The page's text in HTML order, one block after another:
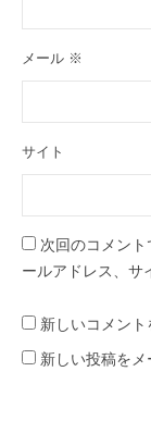
メール ※
サイト
次回のコメン
ールアドレス、サ
新しいコメン
新しい投稿をメ